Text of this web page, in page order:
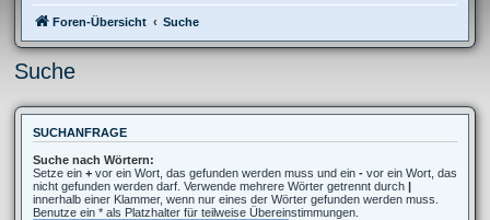
Foren-Übersicht Suche
Suche
SUCHANFRAGE
Suche nach Wörtern:
Setze ein + vor ein Wort, das gefunden werden muss und ein - vor ein Wort, das
nicht gefunden werden darf. Verwende mehrere Wörter getrennt durch |
innerhalb einer Klammer, wenn nur eines der Wörter gefunden werden muss.
Benutze ein * als Platzhalter für teilweise Übereinstimmungen.